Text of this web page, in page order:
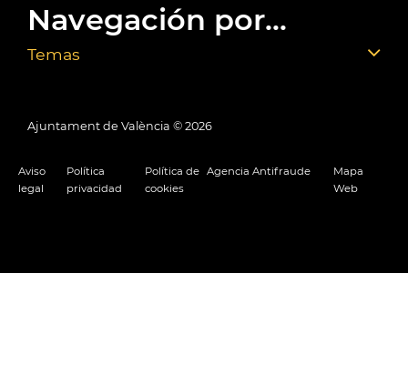
Navegación por...
Temas
Ajuntament de València © 2026
Aviso
legal
Política
privacidad
Política de
cookies
Agencia Antifraude
Mapa
Web